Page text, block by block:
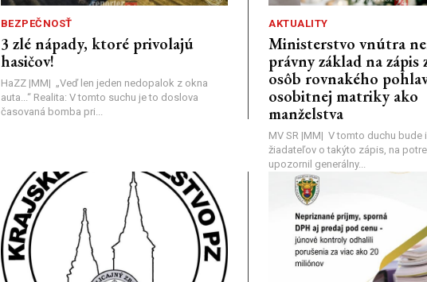
BEZPEČNOSŤ
3 zlé nápady, ktoré privolajú
hasičov!
HaZZ |MM| ​„Veď len jeden nedopalok z okna
auta...“ ​Realita: V tomto suchu je to doslova
časovaná bomba pri...
AKTUALITY
Ministerstvo vnútra
právny základ na zápis
osôb rovnakého
osobitnej matriky ako
manželstva
MV SR |MM| V tomto duchu bude
žiadateľov o takýto zápis, na
upozornil generálny...